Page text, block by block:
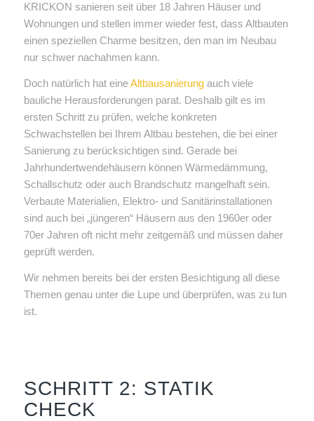
KRICKON sanieren seit über 18 Jahren Häuser und
Wohnungen und stellen immer wieder fest, dass Altbauten
einen speziellen Charme besitzen, den man im Neubau
nur schwer nachahmen kann.
Doch natürlich hat eineAltbausanierungauch viele
bauliche Herausforderungen parat. Deshalb gilt es im
ersten Schritt zu prüfen, welche konkreten
Schwachstellen bei Ihrem Altbau bestehen, die bei einer
Sanierung zu berücksichtigen sind. Gerade bei
Jahrhundertwendehäusern können Wärmedämmung,
Schallschutz oder auch Brandschutz mangelhaft sein.
Verbaute Materialien, Elektro- und Sanitärinstallationen
sind auch bei „jüngeren“ Häusern aus den 1960er oder
70er Jahren oft nicht mehr zeitgemäß und müssen daher
geprüft werden.
Wir nehmen bereits bei der ersten Besichtigung all diese
Themen genau unter die Lupe und überprüfen, was zu tun
ist.
SCHRITT 2: STATIK
CHECK